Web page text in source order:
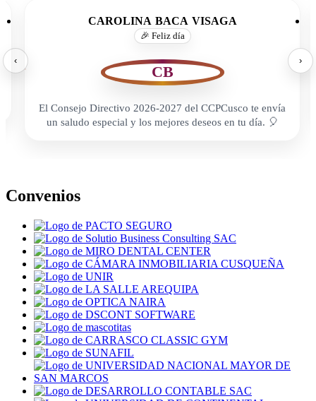
‹
CAROLINA BACA VISAGA
🎉 Feliz día
CB
El Consejo Directivo 2026-2027 del CCPCusco te envía
un saludo especial y los mejores deseos en tu día. 🎈
›
Convenios